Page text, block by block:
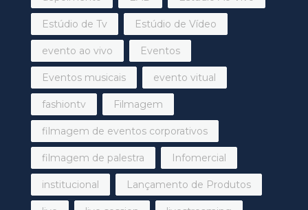
Estúdio de Tv Estúdio de Vídeo
evento ao vivo Eventos
Eventos musicais evento vitual
fashiontv Filmagem
filmagem de eventos corporativos
filmagem de palestra Infomercial
institucional Lançamento de Produtos